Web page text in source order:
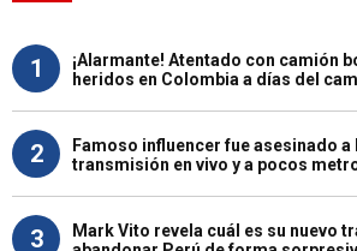
1
¡Alarmante! Atentado con camión
heridos en Colombia a días del
2
Famoso influencer fue asesinado a
transmisión en vivo y a pocos
3
Mark Vito revela cuál es su nuevo